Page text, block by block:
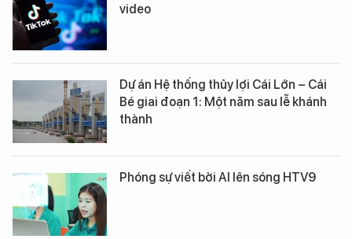
video
Dự án Hệ thống thủy lợi Cái Lớn – Cái
Bé giai đoạn 1: Một năm sau lễ khánh
thành
Phóng sự viết bởi AI lên sóng HTV9